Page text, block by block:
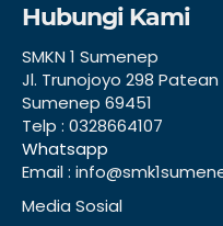
Hubungi Kami
SMKN 1 Sumenep
Jl. Trunojoyo 298 Patean
Sumenep 69451
Telp : 0328664107
Whatsapp
Email :
Media Sosial